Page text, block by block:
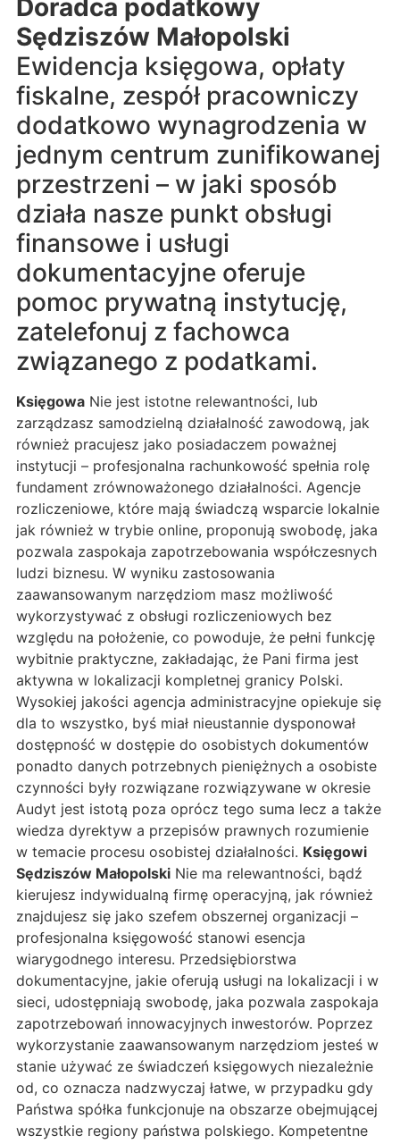
Doradca podatkowy
Sędziszów Małopolski
Ewidencja księgowa, opłaty
fiskalne, zespół pracowniczy
dodatkowo wynagrodzenia w
jednym centrum zunifikowanej
przestrzeni – w jaki sposób
działa nasze punkt obsługi
finansowe i usługi
dokumentacyjne oferuje
pomoc prywatną instytucję,
zatelefonuj z fachowca
związanego z podatkami.
Księgowa Nie jest istotne relewantności, lub
zarządzasz samodzielną działalność zawodową, jak
również pracujesz jako posiadaczem poważnej
instytucji – profesjonalna rachunkowość spełnia rolę
fundament zrównoważonego działalności. Agencje
rozliczeniowe, które mają świadczą wsparcie lokalnie
jak również w trybie online, proponują swobodę, jaka
pozwala zaspokaja zapotrzebowania współczesnych
ludzi biznesu. W wyniku zastosowania
zaawansowanym narzędziom masz możliwość
wykorzystywać z obsługi rozliczeniowych bez
względu na położenie, co powoduje, że pełni funkcję
wybitnie praktyczne, zakładając, że Pani firma jest
aktywna w lokalizacji kompletnej granicy Polski.
Wysokiej jakości agencja administracyjne opiekuje się
dla to wszystko, byś miał nieustannie dysponował
dostępność w dostępie do osobistych dokumentów
ponadto danych potrzebnych pieniężnych a osobiste
czynności były rozwiązane rozwiązywane w okresie
Audyt jest istotą poza oprócz tego suma lecz a także
wiedza dyrektyw a przepisów prawnych rozumienie
w temacie procesu osobistej działalności. Księgowi
Sędziszów Małopolski Nie ma relewantności, bądź
kierujesz indywidualną firmę operacyjną, jak również
znajdujesz się jako szefem obszernej organizacji –
profesjonalna księgowość stanowi esencja
wiarygodnego interesu. Przedsiębiorstwa
dokumentacyjne, jakie oferują usługi na lokalizacji i w
sieci, udostępniają swobodę, jaka pozwala zaspokaja
zapotrzebowań innowacyjnych inwestorów. Poprzez
wykorzystanie zaawansowanym narzędziom jesteś w
stanie używać ze świadczeń księgowych niezależnie
od, co oznacza nadzwyczaj łatwe, w przypadku gdy
Państwa spółka funkcjonuje na obszarze obejmującej
wszystkie regiony państwa polskiego. Kompetentne